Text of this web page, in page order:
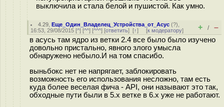
выключила и стала белой и пушистой. Как умно.
4.29 ,Еще_Один_Владелец_Устройства_от_Асус (?),
16:53, 29/08/2015 [^] [^^] [^^^] [ответить] [↑] [к модератору] + / –
в асусь там ядро из ветки 2.4 все было было изучено
довольно пристально, явного злого умысла
обнаружено небыло.И на том спасибо.
выньбокс нет не напрягает, заблокировать
возможность его использования несложно, там есть
куда более веселая фича - API, они называют это так,
обходные пути были в 5.х ветке в 6.х уже не работают.